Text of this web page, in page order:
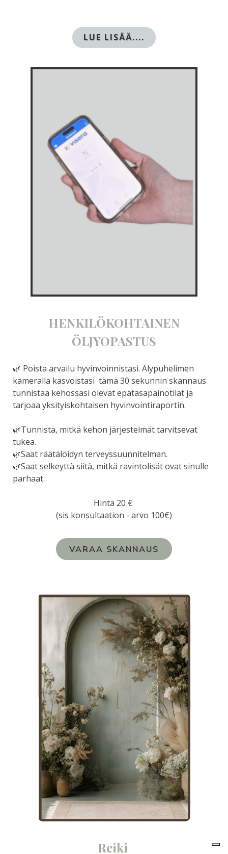
LUE LISÄÄ....
HENKILÖKOHTAINEN
ÖLJYOPASTUS
🌿 Poista arvailu hyvinvoinnistasi. Älypuhelimen
kameralla kasvoistasi tämä 30 sekunnin skannaus
tunnistaa kehossasi olevat epätasapainotilat ja
tarjoaa yksityiskohtaisen hyvinvointiraportin.
🌿Tunnista, mitkä kehon järjestelmät tarvitsevat
tukea.
🌿Saat räätälöidyn terveyssuunnitelman.
🌿Saat selkeyttä siitä, mitkä ravintolisät ovat sinulle
parhaat.
Hinta 20 €
(sis konsultaation - arvo 100€)
VARAA SKANNAUS
Reiki